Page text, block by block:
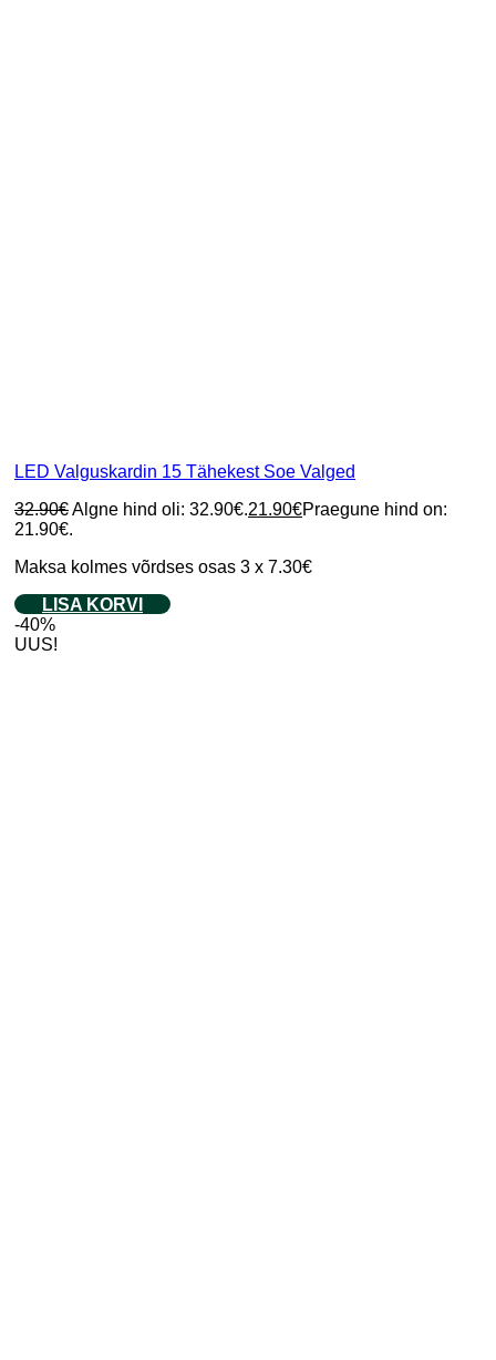
LED Valguskardin 15 Tähekest Soe Valged
32.90€Algne hind oli: 32.90€.21.90€Praegune hind on:
21.90€.
Maksa kolmes võrdses osas 3 x 7.30€
LISA KORVI
-40%
UUS!